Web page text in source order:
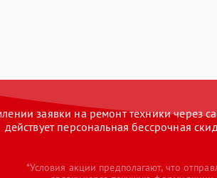
заявки на ремонт техники через
действует персональная бессрочная
*Условия акции предполагают, что